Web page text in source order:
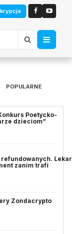
POPULARNE
Poetycko-
dzieciom”
refundowanych.
zanim trafi
Zondacrypto